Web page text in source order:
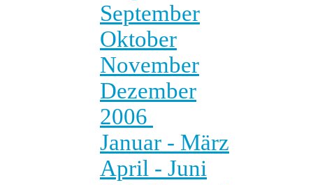
September
Oktober
November
Dezember
2006
Januar - März
April - Juni